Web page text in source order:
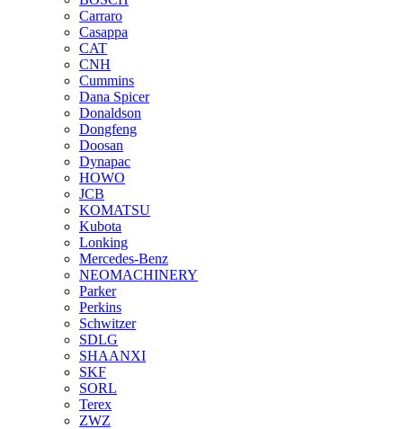
Carraro
Casappa
CAT
CNH
Cummins
Dana Spicer
Donaldson
Dongfeng
Doosan
Dynapac
HOWO
JCB
KOMATSU
Kubota
Lonking
Mercedes-Benz
NEOMACHINERY
Parker
Perkins
Schwitzer
SDLG
SHAANXI
SKF
SORL
Terex
ZWZ